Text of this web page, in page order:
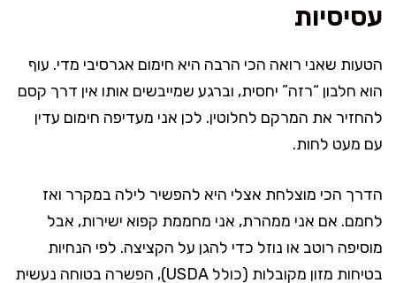
עסיסיות
הטעות שאני רואה הכי הרבה היא חימום אגרסיבי מדי. עוף
הוא חלבון “רזה” יחסית, וברגע שמייבשים אותו אין דרך קסם
להחזיר את המרקם לחלוטין. לכן אני מעדיפה חימום עדין
עם מעט לחות.
הדרך הכי מוצלחת אצלי היא להפשיר לילה במקרר ואז
לחמם. אם אני ממהרת, אני מחממת קפוא ישירות, אבל
מוסיפה רוטב או נוזל כדי להגן על הקציצה. לפי הנחיות
בטיחות מזון מקובלות (כולל USDA), הפשרה בטוחה נעשית